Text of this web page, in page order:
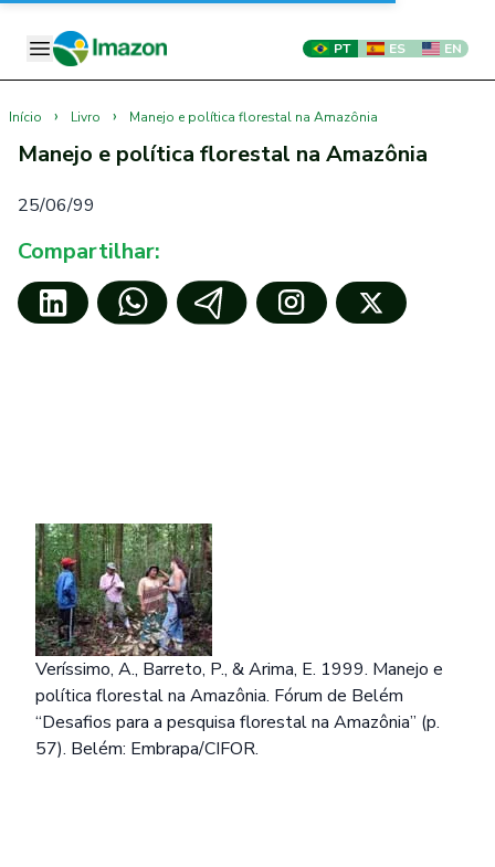
PT ES EN
Início › Livro › Manejo e política florestal na Amazônia
Manejo e política florestal na Amazônia
25/06/99
Compartilhar:
Veríssimo, A., Barreto, P., & Arima, E. 1999. Manejo e
política florestal na Amazônia. Fórum de Belém
“Desafios para a pesquisa florestal na Amazônia” (p.
57). Belém: Embrapa/CIFOR.